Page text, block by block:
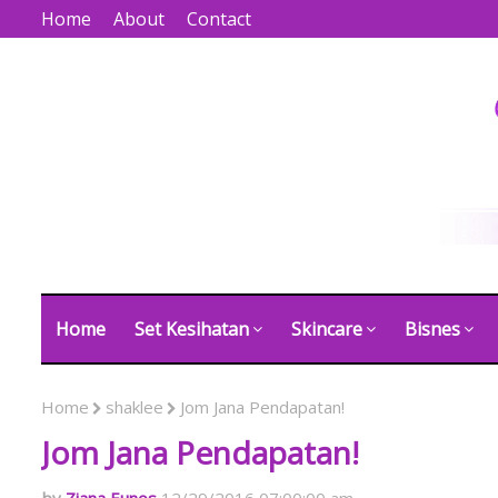
Home About Contact
Home Set Kesihatan Skincare Bisnes
Home shaklee Jom Jana Pendapatan!
Jom Jana Pendapatan!